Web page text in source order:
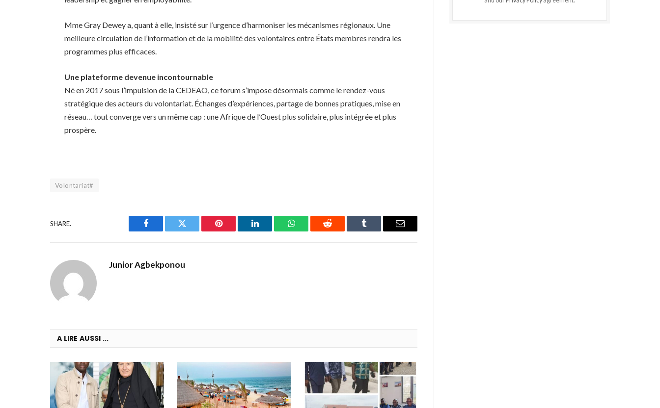
Mme Gray Dewey a, quant à elle, insisté sur l’urgence d’harmoniser les mécanismes régionaux. Une
meilleure circulation de l’information et de la mobilité des volontaires entre États membres rendra les
programmes plus efficaces.
Une plateforme devenue incontournable
Né en 2017 sous l’impulsion de la CEDEAO, ce forum s’impose désormais comme le rendez-vous
stratégique des acteurs du volontariat. Échanges d’expériences, partage de bonnes pratiques, mise en
réseau… tout converge vers un même cap : une Afrique de l’Ouest plus solidaire, plus intégrée et plus
prospère.
Volontariat#
SHARE.
Facebook Twitter Pinterest LinkedIn WhatsAppReddit Tumblr Email
Junior Agbekponou
A LIRE AUSSI ...